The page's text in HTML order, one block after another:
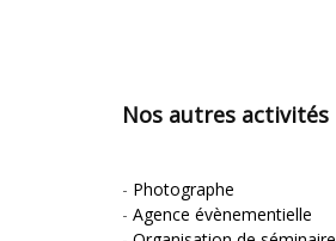
Nos autres activités
- Photographe
- Agence évènementielle